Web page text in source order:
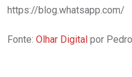
https://blog.whatsapp.com/
Fonte: Olhar Digital por